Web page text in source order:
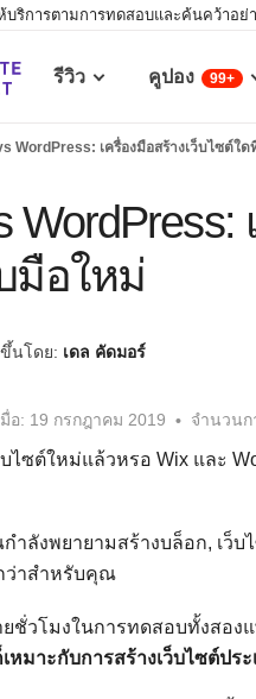
บริการตามการทดสอบและค้นคว้าอ
รีวิว คูปอง 99+
WordPress: เครื่องมือสร้างเว็บไซต์ใ
มือใหม่
นโดย: เดล คัดมอร์
อ: 19 กรกฎาคม 2019 จำนวนก
บไซต์ใหม่แล้วหรอ Wix และ
ลังพยายามสร้างบล็อก, เว็บ
ว่าสำหรับคุณ
ยชั่วโมงในการทดสอบทั้งสอ
หมาะกับการสร้างเว็บไซต์ป